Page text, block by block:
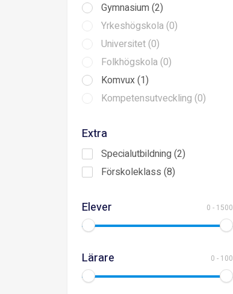
Gymnasium (2)
Yrkeshögskola (0)
Universitet (0)
Folkhögskola (0)
Komvux (1)
Kompetensutveckling (0)
Extra
Specialutbildning (2)
Förskoleklass (8)
Elever 0 - 1500
Lärare 0 - 100